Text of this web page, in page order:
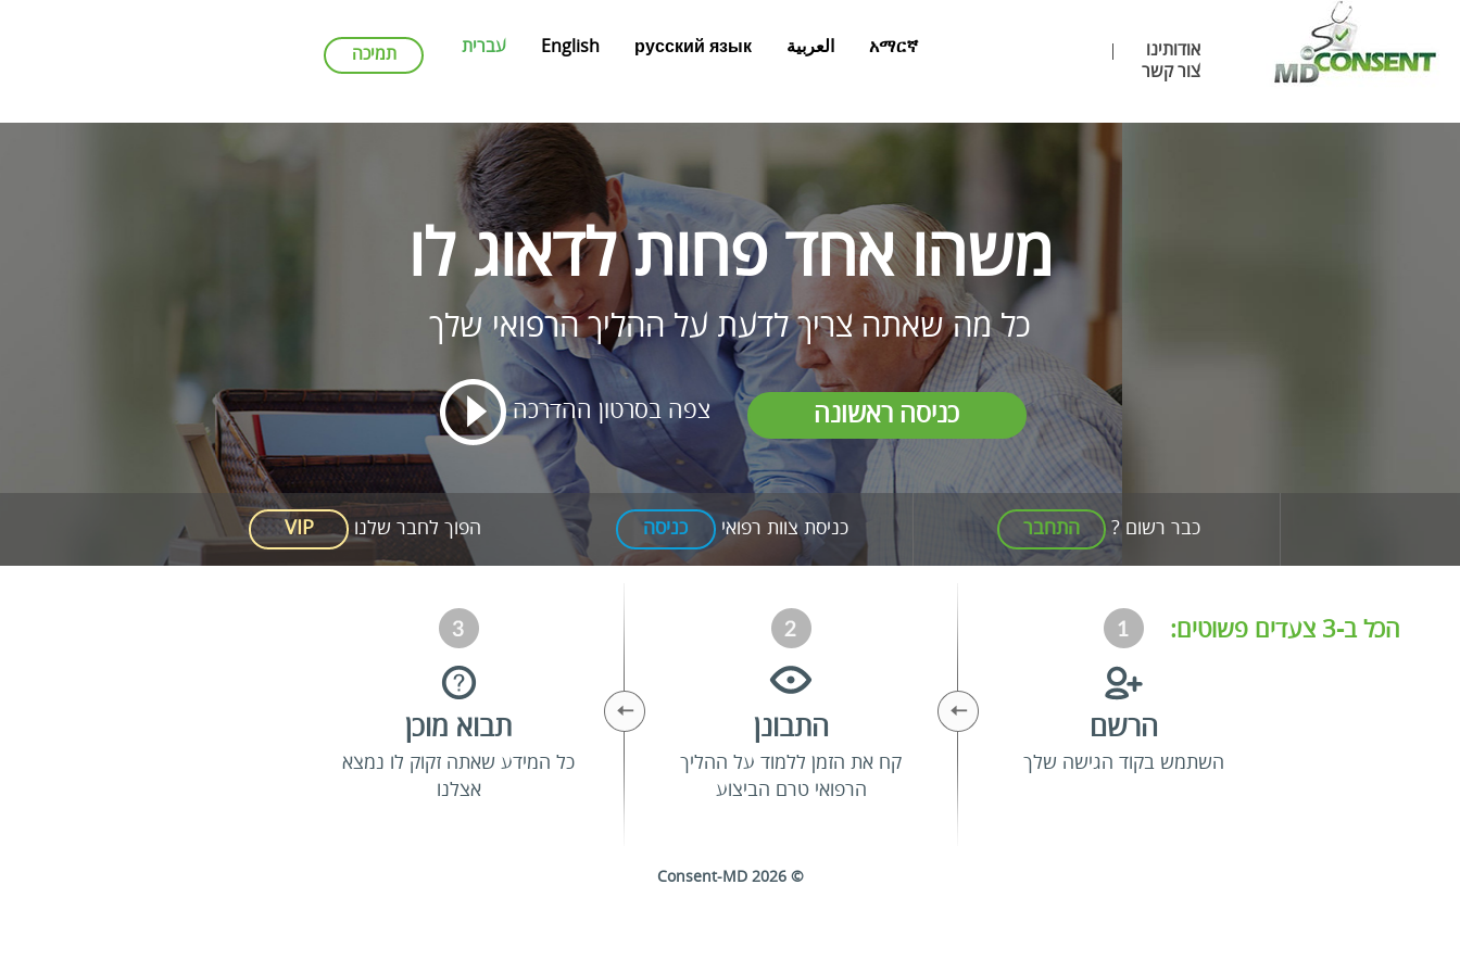
אודותינו
צור קשר
עברית English русский язык العربية አማርኛ תמיכה
משהו אחד פחות לדאוג לו
כל מה שאתה צריך לדעת על ההליך הרפואי שלך
כניסה ראשונה צפה בסרטון ההדרכה
כבר רשום ? התחבר כניסת צוות רפואי כניסה הפוך לחבר שלנו VIP
הכל ב-3 צעדים פשוטים:
הרשם
השתמש בקוד הגישה שלך
התבונן
קח את הזמן ללמוד על ההליך
הרפואי טרם הביצוע
תבוא מוכן
כל המידע שאתה זקוק לו נמצא
אצלנו
© 2026 Consent-MD